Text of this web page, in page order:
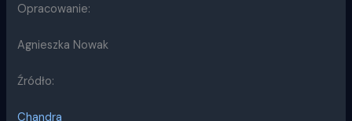
Opracowanie:
Agnieszka Nowak
Źródło:
Chandra